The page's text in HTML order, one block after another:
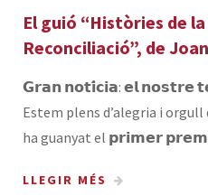
El guió “Històries de
Reconciliació”, de Joan
𝗚𝗿𝗮𝗻 𝗻𝗼𝘁𝗶́𝗰𝗶𝗮: 𝗲𝗹 𝗻𝗼𝘀𝘁𝗿𝗲
Estem plens d’alegria i
ha guanyat el 𝗽𝗿𝗶𝗺𝗲𝗿
LLEGIR MÉS